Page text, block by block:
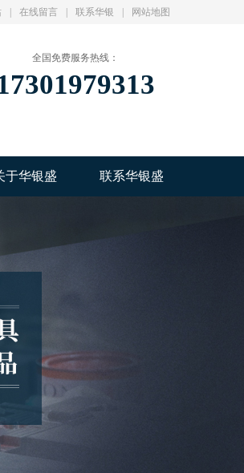
在线留言 联系华银 网站地图
全国免费服务热线：
于华银盛 联系华银盛